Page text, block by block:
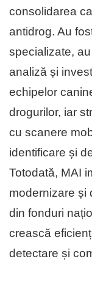
consolidarea
antidrog. Au
specializate,
analiză și
echipelor
drogurilor, iar
cu scanere
identificare și
Totodată, MAI
modernizare și
din fonduri
crească
detectare și